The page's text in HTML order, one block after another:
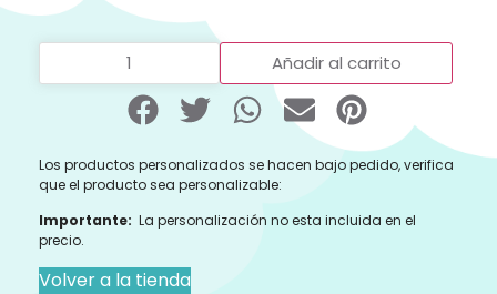
Añadir al carrito
Los productos personalizados se hacen bajo pedido, verifica
que el producto sea personalizable:
Importante: La personalización no esta incluida en el
precio.
Volver a la tienda